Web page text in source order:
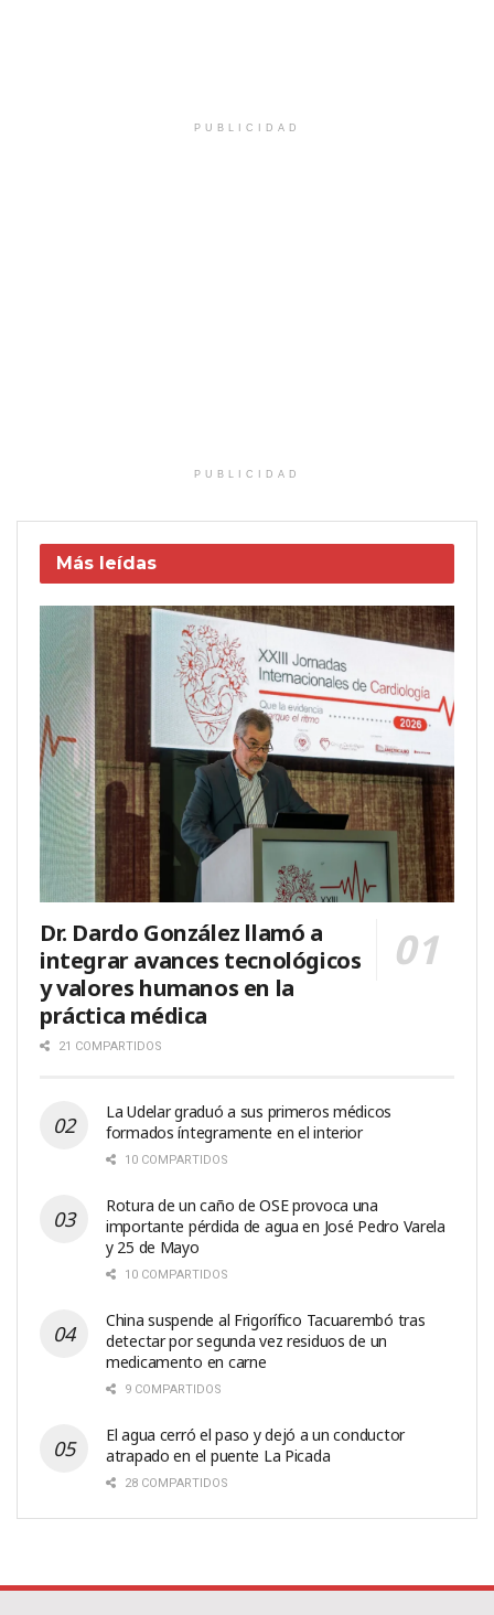
PUBLICIDAD
PUBLICIDAD
Más leídas
Dr. Dardo González llamó a
integrar avances tecnológicos
y valores humanos en la
práctica médica
21 COMPARTIDOS
La Udelar graduó a sus primeros médicos
formados íntegramente en el interior
10 COMPARTIDOS
Rotura de un caño de OSE provoca una
importante pérdida de agua en José Pedro Varela
y 25 de Mayo
10 COMPARTIDOS
China suspende al Frigorífico Tacuarembó tras
detectar por segunda vez residuos de un
medicamento en carne
9 COMPARTIDOS
El agua cerró el paso y dejó a un conductor
atrapado en el puente La Picada
28 COMPARTIDOS